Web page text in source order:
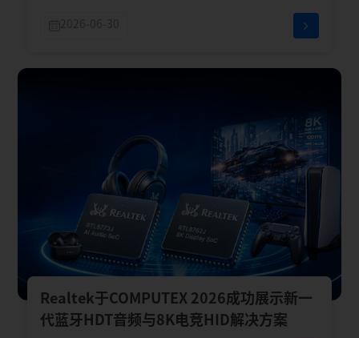
Realtek于COMPUTEX 2026成功展示新一
代蓝牙HDT音频与8K电竞HID解决方案